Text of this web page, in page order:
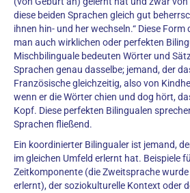
diese beiden Sprachen gleich gut
ihnen hin- und her wechseln.“ Diese
man auch wirklichen oder perfekten
Mischbilinguale bedeuten Wörter und
Sprachen genau dasselbe; jemand, der
Französische gleichzeitig, also von
wenn er die Wörter chien und dog hört,
Kopf. Diese perfekten Bilingualen
Sprachen fließend.
Ein koordinierter Bilingualer ist jemand,
im gleichen Umfeld erlernt hat. Beispiele
Zeitkomponente (die Zweitsprache
erlernt), der soziokulturelle Kontext oder